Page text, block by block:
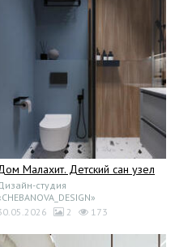
Малахит. Детский сан узел
студия
2 173